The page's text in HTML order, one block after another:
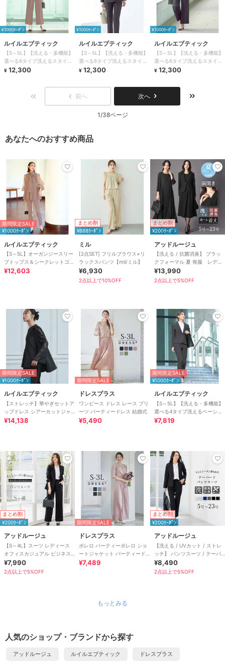
¥1000ｸｰﾎﾟﾝ
ルイルエブティック
【S～5L】【洗える・多機能】
選べる6タイプ洗えるスタイリ
ッシュビジネススーツパンツセ
¥ 12,300
¥1000ｸｰﾎﾟﾝ
ルイルエブティック
【S～5L】【洗える・多機能】
選べる6タイプ洗えるスタイリ
ッシュビジネススーツパンツセ
¥ 12,300
¥1000ｸｰﾎﾟﾝ
ルイルエブティック
【S～5L】【洗える・多機能】
選べる6タイプ洗えるスタイリ
ッシュビジネススーツパンツセ
¥ 12,300
前へ 次へ
1/38ページ
あなたへのおすすめ商品
期間限定SALE
¥1000ｸｰﾎﾟﾝ
ルイルエブティック
【S～5L】オーガンジースリー
ブトップス＆シークレットゴ
ム・スリムテーパードパンツ
¥12,603
まとめ割
¥888ｸｰﾎﾟﾝ
ミル
[2点SET] フリルブラウス×リ
ラックスパンツ【mil/ミル】
¥6,930
2点以上で10%OFF
まとめ割
¥200ｸｰﾎﾟﾝ
アッドルージュ
【洗える / 抗菌消臭】 ブラッ
クフォーマル 夏 喪服 レディ
ース 着丈が選べる 5号～23号
¥13,990
2点以上で5%OFF
期間限定SALE
¥1000ｸｰﾎﾟﾝ
ルイルエブティック
【ストレッチ】華やぎセットア
ップドレス シアーカットジャ
カードトップス/セミワイドパ
¥14,138
期間限定SALE
ドレスプラス
ワンピース ドレス レース プリ
ーツ パーティードレス 結婚式
¥5,490
期間限定SALE
¥1000ｸｰﾎﾟﾝ
ルイルエブティック
【S～5L】【洗える・多機能】
選べる4タイプ洗えるベーシッ
クビジネススーツパンツセット
¥7,819
まとめ割
¥200ｸｰﾎﾟﾝ
アッドルージュ
【S～4L】スーツ レディース
オフィスカジュアル ビジネス
スーツ セット
¥7,990
2点以上で5%OFF
期間限定SALE
ドレスプラス
ボレロ パーティーボレロ ショ
ートジャケット パーティード
レス 結婚式
¥7,489
まとめ割
¥200ｸｰﾎﾟﾝ
アッドルージュ
【洗える / UVカット / ストレ
ッチ】 パンツスーツ / テーパ
ード S～4L
¥8,490
2点以上で5%OFF
もっとみる
人気のショップ・ブランドから探す
アッドルージュ ルイルエブティック ドレスプラス